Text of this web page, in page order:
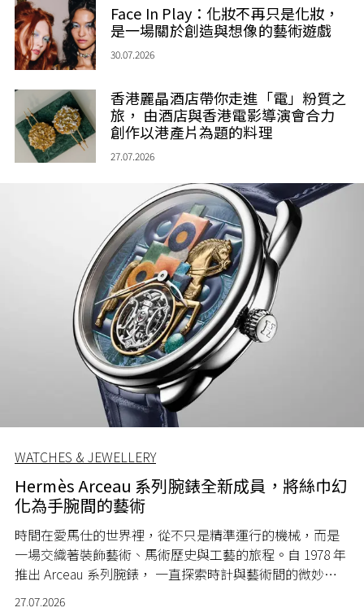
Face In Play：化妝不再只是化妝，
是一場關於創造與想像的藝術遊戲
30.07.2026
香港麗晶酒店帶你走進「電」粉質之
旅， 由酒店與香港電影導演會合力
創作以港產片為題的料理
27.07.2026
WATCHES & JEWELLERY
Hermès Arceau 系列腕錶全新成員，將絲巾幻
化為手腕間的藝術
時間在愛馬仕的世界裡，從不只是精準運行的機械，而是
一場交織著裝飾藝術、馬術歷史與工藝的旅程。自 1978 年
推出 Arceau 系列腕錶， 一直探索時計與藝術間的微妙關
27.07.2026